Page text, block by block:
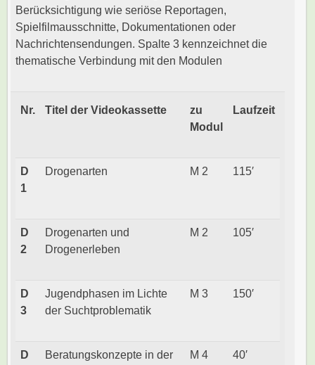
Berücksichtigung wie seriöse Reportagen,
Spielfilmausschnitte, Dokumentationen oder
Nachrichtensendungen. Spalte 3 kennzeichnet die
thematische Verbindung mit den Modulen
Nr. Titel der Videokassette
zu
Modul
Laufzeit
D
1
Drogenarten M 2 115′
D
2
Drogenarten und
Drogenerleben
M 2 105′
D
3
Jugendphasen im Lichte
der Suchtproblematik
M 3 150′
D
Beratungskonzepte in der
M 4 40′